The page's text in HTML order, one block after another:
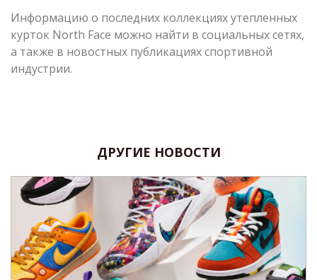
Информацию о последних коллекциях утепленных
курток North Face можно найти в социальных сетях,
а также в новостных публикациях спортивной
индустрии.
ДРУГИЕ НОВОСТИ